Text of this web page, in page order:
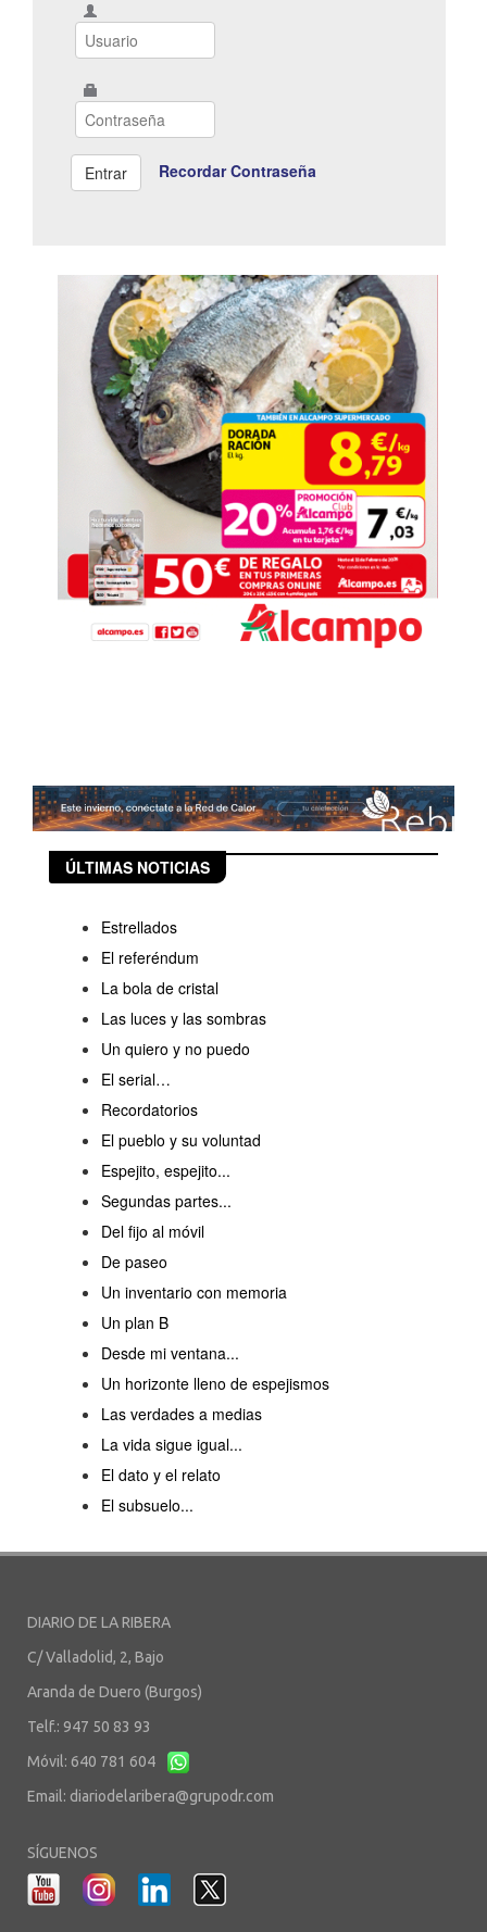
Recordar Contraseña
ÚLTIMAS NOTICIAS
Estrellados
El referéndum
La bola de cristal
Las luces y las sombras
Un quiero y no puedo
El serial…
Recordatorios
El pueblo y su voluntad
Espejito, espejito...
Segundas partes...
Del fijo al móvil
De paseo
Un inventario con memoria
Un plan B
Desde mi ventana...
Un horizonte lleno de espejismos
Las verdades a medias
La vida sigue igual...
El dato y el relato
El subsuelo...
DIARIO DE LA RIBERA
C/ Valladolid, 2, Bajo
Aranda de Duero (Burgos)
Telf.: 947 50 83 93
Móvil: 640 781 604
Email: diariodelaribera@grupodr.com
SÍGUENOS